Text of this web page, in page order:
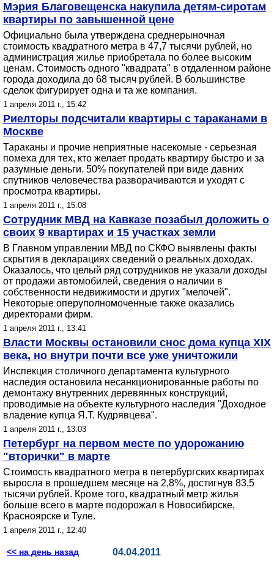
Мэрия Благовещенска накупила детям-сиротам
квартиры по завышенной цене
Официально была утверждена среднерыночная
стоимость квадратного метра в 47,7 тысячи рублей, но
администрация жилье приобретала по более высоким
ценам. Стоимость одного "квадрата" в отдаленном районе
города доходила до 68 тысяч рублей. В большинстве
сделок фигурирует одна и та же компания.
1 апреля 2011 г., 15:42
Риелторы подсчитали квартиры с тараканами в
Москве
Тараканы и прочие неприятные насекомые - серьезная
помеха для тех, кто желает продать квартиру быстро и за
разумные деньги. 50% покупателей при виде давних
спутников человечества разворачиваются и уходят с
просмотра квартиры.
1 апреля 2011 г., 15:08
Сотрудник МВД на Кавказе позабыл доложить о
своих 9 квартирах и 15 участках земли
В Главном управлении МВД по СКФО выявлены факты
скрытия в декларациях сведений о реальных доходах.
Оказалось, что целый ряд сотрудников не указали доходы
от продажи автомобилей, сведения о наличии в
собственности недвижимости и других "мелочей".
Некоторые оперуполномоченные также оказались
директорами фирм.
1 апреля 2011 г., 13:41
Власти Москвы остановили снос дома купца XIX
века, но внутри почти все уже уничтожили
Инспекция столичного департамента культурного
наследия остановила несанкционированные работы по
демонтажу внутренних деревянных конструкций,
проводимые на объекте культурного наследия "Доходное
владение купца Я.Т. Кудрявцева".
1 апреля 2011 г., 13:03
Петербург на первом месте по удорожанию
"вторички" в марте
Стоимость квадратного метра в петербургских квартирах
выросла в прошедшем месяце на 2,8%, достигнув 83,5
тысячи рублей. Кроме того, квадратный метр жилья
больше всего в марте подорожал в Новосибирске,
Красноярске и Туле.
1 апреля 2011 г., 12:40
<< на день назад 04.04.2011